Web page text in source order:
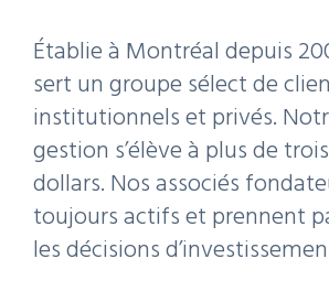
Établie à Montréal depuis
sert un groupe sélect de
institutionnels et privés.
gestion s’élève à plus de
dollars. Nos associés
toujours actifs et prennent
les décisions